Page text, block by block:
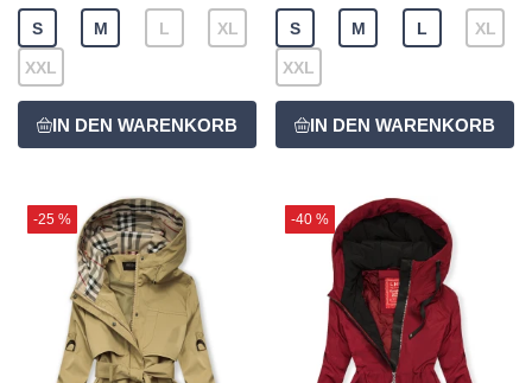
S M L XL
XXL
S M L XL
XXL
-25 % -40 %